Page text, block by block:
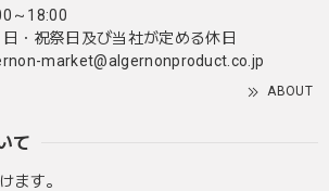
～18:00
日・祝祭日及び当社が定める休日
market@algernonproduct.co.jp
ABOUT
て
ます。